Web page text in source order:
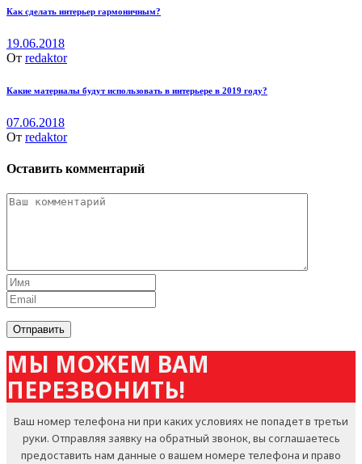
Как сделать интерьер гармоничным?
19.06.2018
От redaktor
Какие материалы будут использовать в интерьере в 2019 году?
07.06.2018
От redaktor
Оставить комментарий
МЫ МОЖЕМ ВАМ
ПЕРЕЗВОНИТЬ!
Ваш номер телефона ни при каких условиях не попадет в третьи
руки. Отправляя заявку на обратный звонок, вы соглашаетесь
предоставить нам данные о вашем номере телефона и право